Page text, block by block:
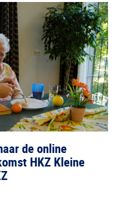
de online
HKZ Kleine